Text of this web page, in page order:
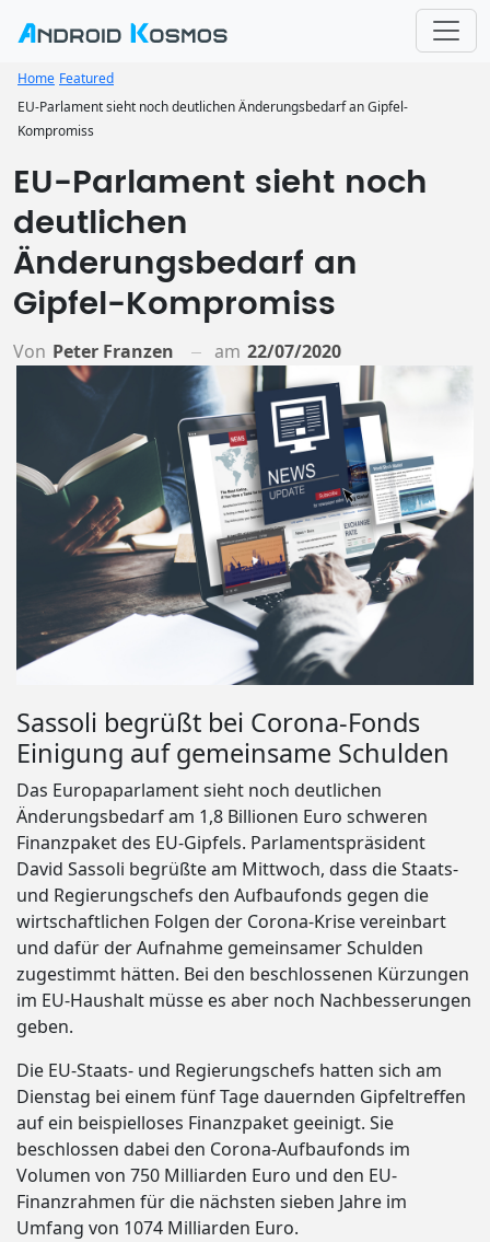
Home Featured
EU-Parlament sieht noch deutlichen Änderungsbedarf an Gipfel-
Kompromiss
EU-Parlament sieht noch
deutlichen
Änderungsbedarf an
Gipfel-Kompromiss
Von Peter Franzen am 22/07/2020
Sassoli begrüßt bei Corona-Fonds
Einigung auf gemeinsame Schulden
Das Europaparlament sieht noch deutlichen
Änderungsbedarf am 1,8 Billionen Euro schweren
Finanzpaket des EU-Gipfels. Parlamentspräsident
David Sassoli begrüßte am Mittwoch, dass die Staats-
und Regierungschefs den Aufbaufonds gegen die
wirtschaftlichen Folgen der Corona-Krise vereinbart
und dafür der Aufnahme gemeinsamer Schulden
zugestimmt hätten. Bei den beschlossenen Kürzungen
im EU-Haushalt müsse es aber noch Nachbesserungen
geben.
Die EU-Staats- und Regierungschefs hatten sich am
Dienstag bei einem fünf Tage dauernden Gipfeltreffen
auf ein beispielloses Finanzpaket geeinigt. Sie
beschlossen dabei den Corona-Aufbaufonds im
Volumen von 750 Milliarden Euro und den EU-
Finanzrahmen für die nächsten sieben Jahre im
Umfang von 1074 Milliarden Euro.